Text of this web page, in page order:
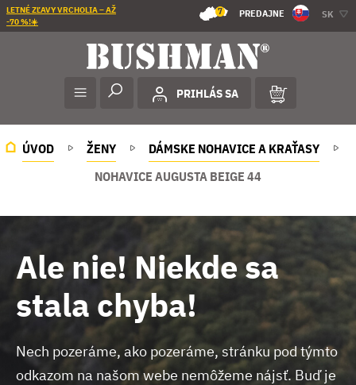
LETNÉ ZĽAVY VRCHOLIA – AŽ
-70 %!☀️
7 PREDAJNE SK
PRIHLÁS SA
ÚVOD ŽENY
DÁMSKE NOHAVICE A KRAŤASY
NOHAVICE AUGUSTA BEIGE 44
Ale nie! Niekde sa
stala chyba!
Nech pozeráme, ako pozeráme, stránku pod týmto
odkazom na našom webe nemôžeme nájsť. Buď je